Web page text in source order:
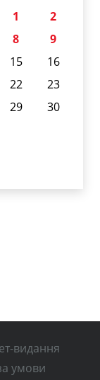
1
2
8
9
15
16
22
23
29
30
видання
умови